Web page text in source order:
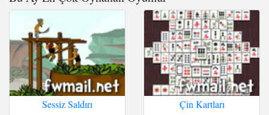
Sessiz Saldırı Çin Kartları